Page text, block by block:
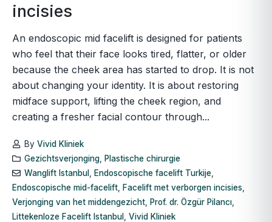
incisies
An endoscopic mid facelift is designed for patients
who feel that their face looks tired, flatter, or older
because the cheek area has started to drop. It is not
about changing your identity. It is about restoring
midface support, lifting the cheek region, and
creating a fresher facial contour through...
By Vivid Kliniek
Gezichtsverjonging, Plastische chirurgie
Wanglift Istanbul, Endoscopische facelift Turkije,
Endoscopische mid-facelift Facelift met verborgen incisies
Verjonging van het middengezicht Prof. dr. Özgür Pilancı
Littekenloze Facelift Istanbul Vivid Kliniek